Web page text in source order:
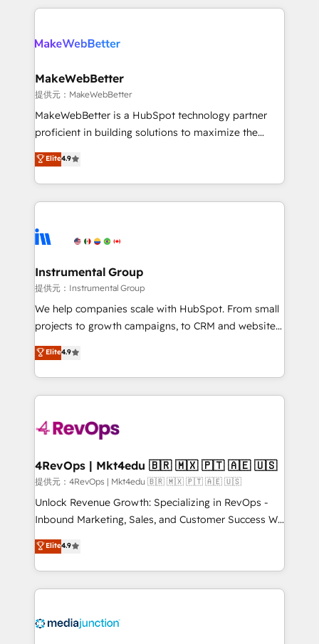
only firm in the world to hold Elite Partner
clients gain a unique advantage in CRM architecture,
market execution. Why B2B Businesses Choose RP: -
Secure: Soc2 compliant 🛡️ - Pricing: Implementations
starting at $1,5k 💵 - Speed: Launch in 14 days ⚡ -
Global: 75+ RPers across five continents 🌐 - Scale:
HubSpot Partner 🪴 - Sales Hub: More
implementations than any other Partner 💻 -
agency for an Ops problem. Don't hire a technical
agency for a growth problem. Hire a partner built to
MakeWebBetter
提供元：MakeWebBetter
MakeWebBetter is a HubSpot technology partner
proficient in building solutions to maximize the
operational efficiency of HubSpot. The fastest-
growing tech-enabler & facilitator, MakeWebBetter,
hands you the blend of HubSpot expertise &
eminent solutions & integrations. Trust us to
Elite Partners with 10+ years of HubSpot experience
Premier Partner 2023 🌟5 HubSpot Accreditations 🌟
Won HubSpot Theme Challenge 2021 🌟INBOUND’19
HubSpot Rising Star Why us? Harnessing the full
potential of the powerful HubSpot CRM. ✔️A team of
HubSpot experience ✔️Flexible pricing models —
Hourly-fee (assigned one Dedicated HubSpot
requirement). ✔️Helped over 25,000+ customers so
far with our HubSpot solutions. ✔️Bespoke apps &
on-demand bundle services. Connect with us today!
Elite4.9
Instrumental Group
提供元：Instrumental Group
We help companies scale with HubSpot. From small
projects to growth campaigns, to CRM and websites.
Hire an agency that's experienced in every inch of
HubSpot and willing to work hand-in-hand with your
team to simplify the complex and build a better
experience for your team and customers.
Elite4.9
4RevOps | Mkt4edu 🇧🇷 🇲🇽 🇵🇹 🇦🇪 🇺🇸
提供元：4RevOps | Mkt4edu 🇧🇷 🇲🇽 🇵🇹 🇦🇪 🇺🇸
Unlock Revenue Growth: Specializing in RevOps -
Inbound Marketing, Sales, and Customer Success We
specialize in driving revenue growth for companies
across industries through tailored marketing, sales,
and customer success strategies, utilizing RevOps
methodologies. As Latin America's largest HubSpot
offer unparalleled insights. Operating in five
Elite4.9